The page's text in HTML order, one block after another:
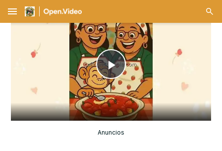
menu
Play
Video
Anuncios